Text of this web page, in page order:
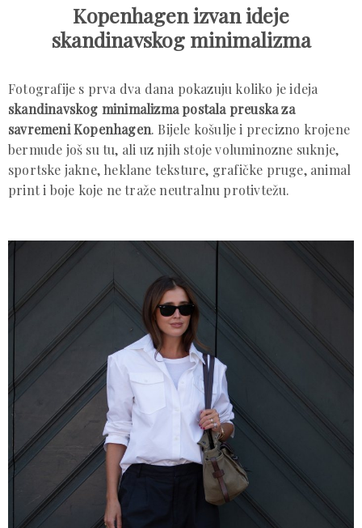
Kopenhagen izvan ideje
skandinavskog minimalizma
Fotografije s prva dva dana pokazuju koliko je ideja
skandinavskog minimalizma postala preuska za
savremeni Kopenhagen. Bijele košulje i precizno krojene
bermude još su tu, ali uz njih stoje voluminozne suknje,
sportske jakne, heklane teksture, grafičke pruge, animal
print i boje koje ne traže neutralnu protivtežu.